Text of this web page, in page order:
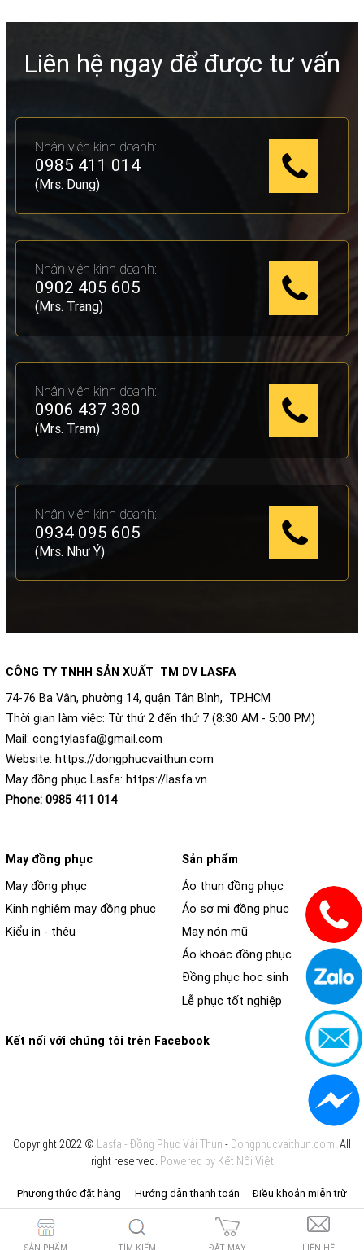
Liên hệ ngay để được tư vấn
Nhân viên kinh doanh:
0985 411 014
(Mrs. Dung)
Nhân viên kinh doanh:
0902 405 605
(Mrs. Trang)
Nhân viên kinh doanh:
0906 437 380
(Mrs. Tram)
Nhân viên kinh doanh:
0934 095 605
(Mrs. Như Ý)
CÔNG TY TNHH SẢN XUẤT TM DV LASFA
74-76 Ba Vân, phường 14, quận Tân Bình, TP.HCM
Thời gian làm việc: Từ thứ 2 đến thứ 7 (8:30 AM - 5:00 PM)
Mail:congtylasfa@gmail.com
Website:https://dongphucvaithun.com
May đồng phục Lasfa:https://lasfa.vn
Phone:0985 411 014
May đồng phục
May đồng phục
Kinh nghiệm may đồng phục
Kiểu in - thêu
Sản phẩm
Áo thun đồng phục
Áo sơ mi đồng phục
May nón mũ
Áo khoác đồng phục
Đồng phục học sinh
Lễ phục tốt nghiệp
Kết nối với chúng tôi trên Facebook
Copyright 2022 © Lasfa - Đồng Phục Vải Thun - Dongphucvaithun.com. All
right reserved. Powered by Kết Nối Việt
Phương thức đặt hàng Hướng dẫn thanh toán Điều khoản miễn trừ
SẢN PHẨM TÌM KIẾM ĐẶT MAY LIÊN HỆ